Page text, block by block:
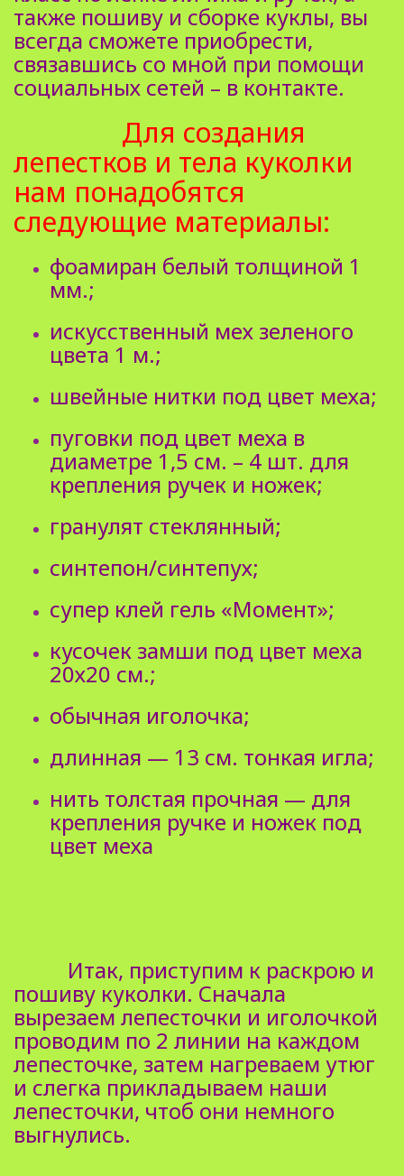
также пошиву и сборке куклы, вы
всегда сможете приобрести,
связавшись со мной при помощи
социальных сетей – в контакте.
Для создания
лепестков и тела куколки
нам понадобятся
следующие материалы:
фоамиран белый толщиной 1
мм.;
искусственный мех зеленого
цвета 1 м.;
швейные нитки под цвет меха;
пуговки под цвет меха в
диаметре 1,5 см. – 4 шт. для
крепления ручек и ножек;
гранулят стеклянный;
синтепон/синтепух;
супер клей гель «Момент»;
кусочек замши под цвет меха
20х20 см.;
обычная иголочка;
длинная — 13 см. тонкая игла;
нить толстая прочная — для
крепления ручке и ножек под
цвет меха
Итак, приступим к раскрою и
пошиву куколки. Сначала
вырезаем лепесточки и иголочкой
проводим по 2 линии на каждом
лепесточке, затем нагреваем утюг
и слегка прикладываем наши
лепесточки, чтоб они немного
выгнулись.